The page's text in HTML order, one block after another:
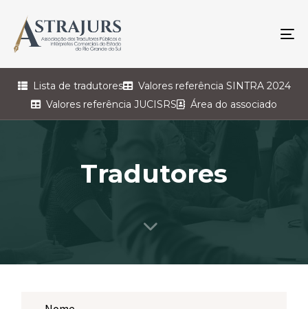
Lista de tradutores
Valores referência SINTRA 2024
Valores referência JUCISRS
Área do associado
Tradutores